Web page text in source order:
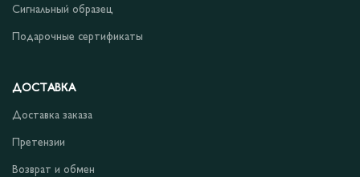
Сигнальный образец
Подарочные сертификаты
ДОСТАВКА
Доставка заказа
Претензии
Возврат и обмен